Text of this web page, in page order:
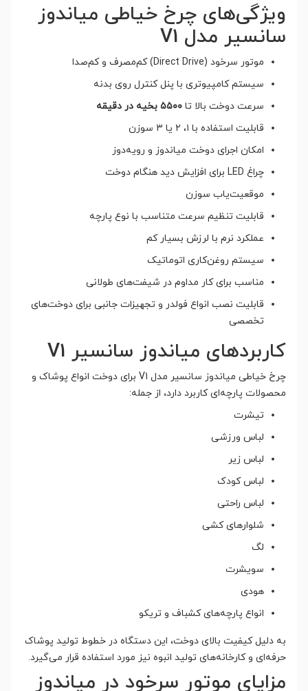
ویژگی‌های چرخ خیاطی میاندوز
سانسیر مدل V1
موتور سرخود (Direct Drive) کم‌مصرف و کم‌صدا
سیستم کامپیوتری با پنل کنترل روی بدنه
سرعت دوخت بالا تا ۵۵۰۰ بخیه در دقیقه
قابلیت استفاده با ۱، ۲ یا ۳ سوزن
امکان اجرای دوخت میاندوز و رویه‌دوز
چراغ LED برای افزایش دید هنگام دوخت
موقعیت‌یاب سوزن
قابلیت تنظیم سرعت متناسب با نوع پارچه
عملکرد نرم با لرزش بسیار کم
سیستم روغن‌کاری اتوماتیک
مناسب برای کار مداوم در شیفت‌های طولانی
قابلیت نصب انواع فولدر و تجهیزات جانبی برای دوخت‌های
تخصصی
کاربردهای میاندوز سانسیر V1
چرخ خیاطی میاندوز سانسیر مدل V1 برای دوخت انواع پوشاک و
محصولات پارچه‌ای کاربرد دارد، از جمله:
تیشرت
لباس ورزشی
لباس زیر
لباس کودک
لباس راحتی
شلوارهای کشی
لگ
سویشرت
هودی
انواع پارچه‌های کشباف و تریکو
به دلیل کیفیت بالای دوخت، این دستگاه در خطوط تولید پوشاک
حرفه‌ای و کارخانه‌های تولید انبوه نیز مورد استفاده قرار می‌گیرد.
مزایای موتور سرخود در میاندوز